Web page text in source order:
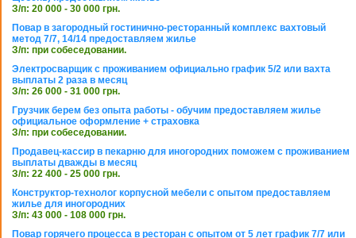
З/п: 20 000 - 30 000 грн.
Повар в загородный гостинично-ресторанный комплекс вахтовый
метод 7/7, 14/14 предоставляем жилье
З/п: при собеседовании.
Электросварщик с проживанием официально график 5/2 или вахта
выплаты 2 раза в месяц
З/п: 26 000 - 31 000 грн.
Грузчик берем без опыта работы - обучим предоставляем жилье
официальное оформление + страховка
З/п: при собеседовании.
Продавец-кассир в пекарню для иногородних поможем с проживанием
выплаты дважды в месяц
З/п: 22 400 - 25 000 грн.
Конструктор-технолог корпусной мебели с опытом предоставляем
жилье для иногородних
З/п: 43 000 - 108 000 грн.
Повар горячего процесса в ресторан с опытом от 5 лет график 7/7 или